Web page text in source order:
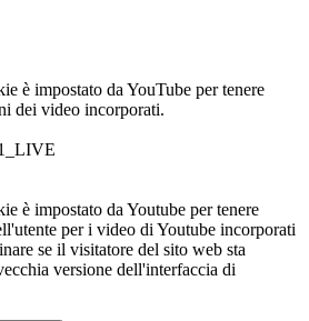
è impostato da YouTube per tenere
dei video incorporati.
è impostato da Youtube per tenere
per i video di Youtube incorporati
se il visitatore del sito web sta
versione dell'interfaccia di